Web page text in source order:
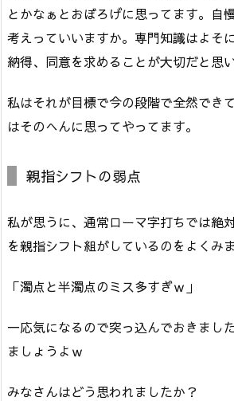
とかなぁとおぼろげに思ってます。自
考えっていいますか。専門知識はよそ
納得、同意を求めることが大切だと思い
私はそれが目標で今の段階で全然でき
はそのへんに思ってやってます。
親指シフトの弱点
私が思うに、通常ローマ字打ちでは絶
を親指シフト組がしているのをよくみま
「濁点と半濁点のミス多すぎｗ」
一応気になるので突っ込んでおきまし
ましょうよｗ
みなさんはどう思われましたか？